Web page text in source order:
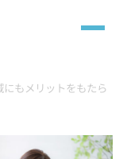
にもメリットをもたら